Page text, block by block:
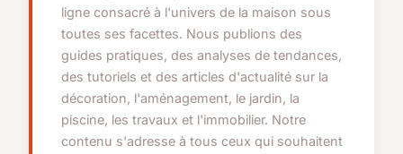
ligne consacré à l'univers de la maison sous
toutes ses facettes. Nous publions des
guides pratiques, des analyses de tendances,
des tutoriels et des articles d'actualité sur la
décoration, l'aménagement, le jardin, la
piscine, les travaux et l'immobilier. Notre
contenu s'adresse à tous ceux qui souhaitent